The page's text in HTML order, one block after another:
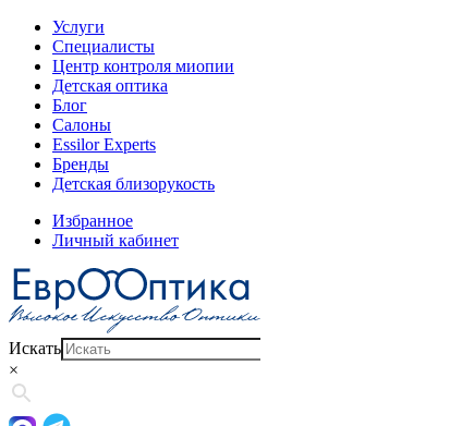
Услуги
Специалисты
Центр контроля миопии
Детская оптика
Блог
Салоны
Essilor Experts
Бренды
Детская близорукость
Избранное
Личный кабинет
Искать
×